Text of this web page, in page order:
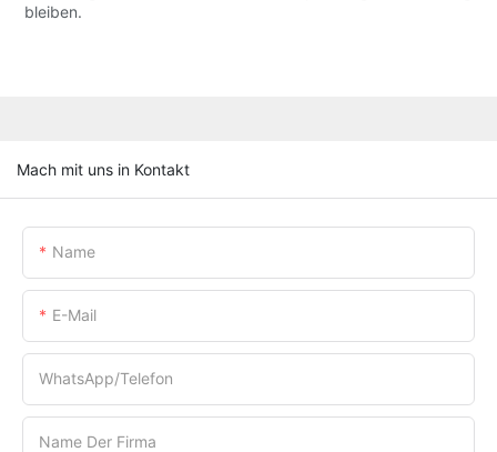
bleiben.
Mach mit uns in Kontakt
Name
E-Mail
WhatsApp/Telefon
Name Der Firma